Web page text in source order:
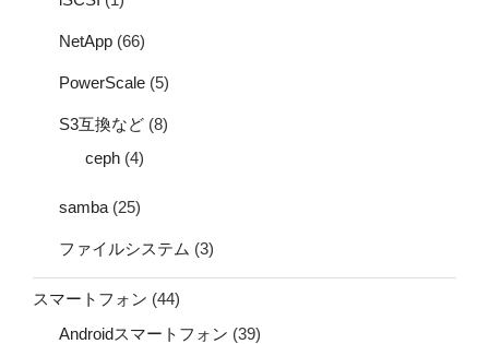
NetApp (66)
PowerScale (5)
S3互換など (8)
ceph (4)
samba (25)
ファイルシステム (3)
スマートフォン (44)
Androidスマートフォン (39)